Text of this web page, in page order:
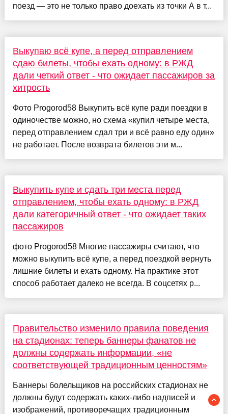
поезд — это не только право доехать из точки А в т...
Выкупаю всё купе, а перед отправлением
сдаю билеты, чтобы ехать одному: в РЖД
дали четкий ответ - что ожидает пассажиров за
хитрость
Фото Progorod58 Выкупить всё купе ради поездки в
одиночестве можно, но схема «купил четыре места,
перед отправлением сдал три и всё равно еду один»
не работает. После возврата билетов эти м...
Выкупить купе и сдать три места перед
отправлением, чтобы ехать одному: в РЖД
дали категоричный ответ - что ожидает таких
пассажиров
фото Progorod58 Многие пассажиры считают, что
можно выкупить всё купе, а перед поездкой вернуть
лишние билеты и ехать одному. На практике этот
способ работает далеко не всегда. В соцсетях р...
Правительство изменило правила поведения
на стадионах: теперь баннеры фанатов не
должны содержать информации, «не
соответствующей традиционным ценностям»
Баннеры болельщиков на российских стадионах не
должны будут содержать каких-либо надписей и
изображений, противоречащих традиционным